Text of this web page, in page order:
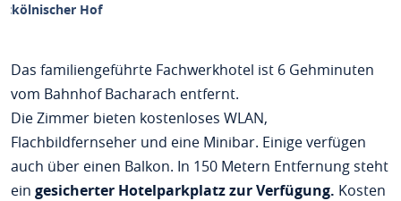
Hof
Das familiengeführte Fachwerkhotel ist 6 Gehminuten
vom Bahnhof Bacharach entfernt.
Die Zimmer bieten kostenloses WLAN,
Flachbildfernseher und eine Minibar. Einige verfügen
auch über einen Balkon. In 150 Metern Entfernung steht
ein gesicherter Hotelparkplatz zur Verfügung. Kosten